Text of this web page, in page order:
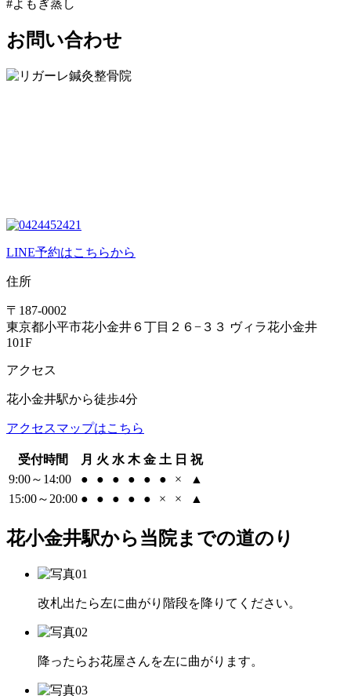
#よもぎ蒸し
お問い合わせ
LINE予約はこちらから
住所
〒187-0002
東京都小平市花小金井６丁目２６−３３ ヴィラ花小金井
101F
アクセス
花小金井駅から徒歩4分
アクセスマップはこちら
受付時間 月 火 水 木 金 土 日 祝
9:00～14:00
● ● ● ● ● ● ×
▲
15:00～20:00 ● ● ● ● ● × × ▲
花小金井駅から当院までの道のり
改札出たら左に曲がり階段を降りてください。
降ったらお花屋さんを左に曲がります。